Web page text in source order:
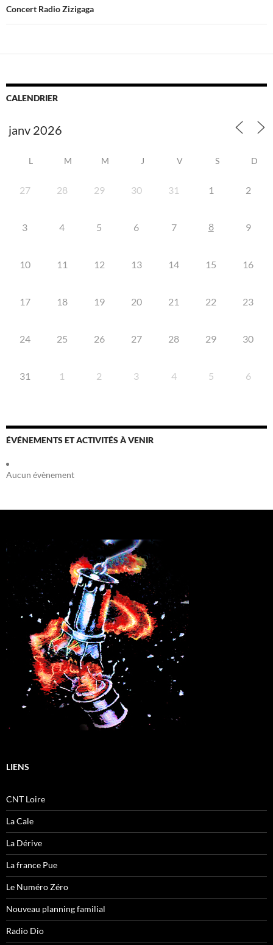
Concert Radio Zizigaga
CALENDRIER
L M M J V S D
27 28 29 30 31 1 2
3 4 5 6 7 8 9
10 11 12 13 14 15 16
17 18 19 20 21 22 23
24 25 26 27 28 29 30
31 1 2 3 4 5 6
ÉVÉNEMENTS ET ACTIVITÉS À VENIR
Aucun évènement
LIENS
CNT Loire
La Cale
La Dérive
La france Pue
Le Numéro Zéro
Nouveau planning familial
Radio Dio